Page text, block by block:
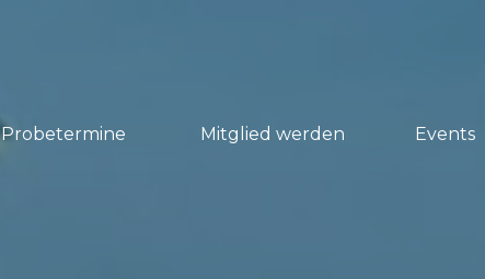
​Probetermine Mitglied werden Events